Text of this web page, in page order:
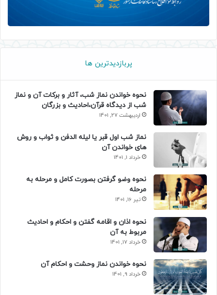
پربازدیدترین ها
نحوه خواندن نماز شب، آثار و برکات آن و نماز
شب از دیدگاه قرآن،احادیث و بزرگان
اردیبهشت 27, 1401
نماز شب اول قبر یا لیله الدفن و ثواب و روش
های خواندن آن
خرداد 1, 1401
نحوه وضو گرفتن بصورت کامل و مرحله به
مرحله
تیر 16, 1401
نحوه اذان و اقامه گفتن و احکام و احادیث
مربوط به آن
خرداد 17, 1401
نحوه خواندن نماز وحشت و احکام آن
خرداد 9, 1401